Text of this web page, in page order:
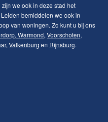
we ook in deze stad het
bemiddelen we ook in
van woningen. Zo kunt u bij ons
, Warmond, Voorschoten,
, Valkenburg en Rijnsburg.